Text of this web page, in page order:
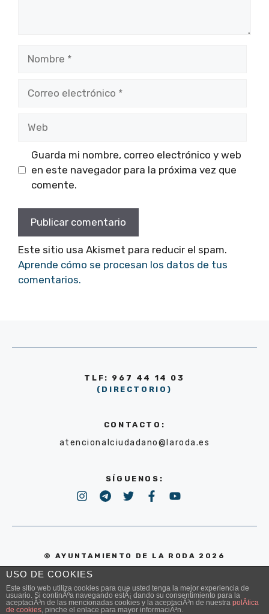
Guarda mi nombre, correo electrónico y web
en este navegador para la próxima vez que
comente.
Este sitio usa Akismet para reducir el spam.
Aprende cómo se procesan los datos de tus
comentarios.
TLF: 967 44 14 03
(DIRECTORIO)
CONTACTO:
atencionalciudadano@laroda.es
SÍGUENOS:
© AYUNTAMIENTO DE LA RODA 2026
POLÍTICA DE PRIVACIDAD
USO DE COOKIES
Este sitio web utiliza cookies para que usted tenga la mejor experiencia de
usuario. Si continÃºa navegando estÃ¡ dando su consentimiento para la
aceptaciÃ³n de las mencionadas cookies y la aceptaciÃ³n de nuestra polÃ­tica
de cookies, pinche el enlace para mayor informaciÃ³n.